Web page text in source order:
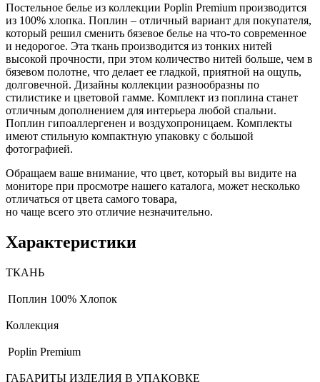
Постельное белье из коллекции Poplin Premium производится
из 100% хлопка. Поплин – отличный вариант для покупателя,
который решил сменить бязевое белье на что-то современное
и недорогое. Эта ткань производится из тонких нитей
высокой прочности, при этом количество нитей больше, чем в
бязевом полотне, что делает ее гладкой, приятной на ощупь,
долговечной. Дизайны коллекции разнообразны по
стилистике и цветовой гамме. Комплект из поплина станет
отличным дополнением для интерьера любой спальни.
Поплин гипоаллергенен и воздухопроницаем. Комплекты
имеют стильную компактную упаковку с большой
фотографией.
Обращаем ваше внимание, что цвет, который вы видите на
мониторе при просмотре нашего каталога, может несколько
отличаться от цвета самого товара,
но чаще всего это отличие незначительно.
Характеристики
ТКАНЬ
Поплин 100% Хлопок
Коллекция
Poplin Premium
ГАБАРИТЫ ИЗДЕЛИЯ В УПАКОВКЕ